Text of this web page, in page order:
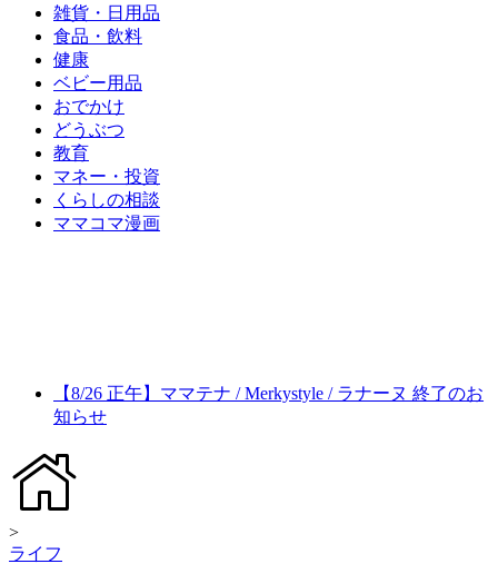
雑貨・日用品
食品・飲料
健康
ベビー用品
おでかけ
どうぶつ
教育
マネー・投資
くらしの相談
ママコマ漫画
【8/26 正午】ママテナ / Merkystyle / ラナーヌ 終了のお
知らせ
>
ライフ